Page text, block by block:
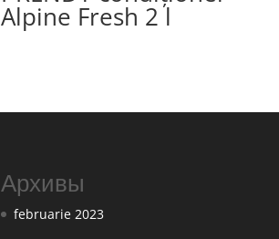
Alpine Fresh 2 l
Архивы
februarie 2023